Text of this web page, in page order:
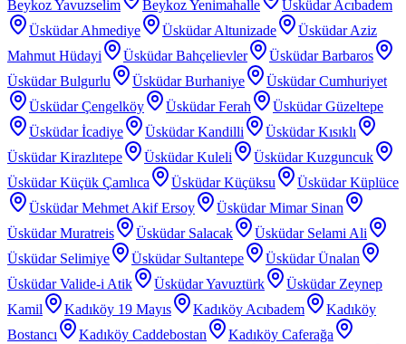
Beykoz Yavuzselim Beykoz Yenimahalle
Üsküdar Acıbadem
Üsküdar Ahmediye
Üsküdar Altunizade
Üsküdar Aziz
Mahmut Hüdayi
Üsküdar Bahçelievler
Üsküdar Barbaros
Üsküdar Bulgurlu
Üsküdar Burhaniye
Üsküdar Cumhuriyet
Üsküdar Çengelköy
Üsküdar Ferah
Üsküdar Güzeltepe
Üsküdar İcadiye
Üsküdar Kandilli
Üsküdar Kısıklı
Üsküdar Kirazlıtepe
Üsküdar Kuleli
Üsküdar Kuzguncuk
Üsküdar Küçük Çamlıca
Üsküdar Küçüksu
Üsküdar Küplüce
Üsküdar Mehmet Akif Ersoy
Üsküdar Mimar Sinan
Üsküdar Muratreis
Üsküdar Salacak
Üsküdar Selami Ali
Üsküdar Selimiye
Üsküdar Sultantepe
Üsküdar Ünalan
Üsküdar Valide-i Atik
Üsküdar Yavuztürk
Üsküdar Zeynep
Kamil
Kadıköy 19 Mayıs Kadıköy Acıbadem
Kadıköy
Bostancı
Kadıköy Caddebostan
Kadıköy Caferağa